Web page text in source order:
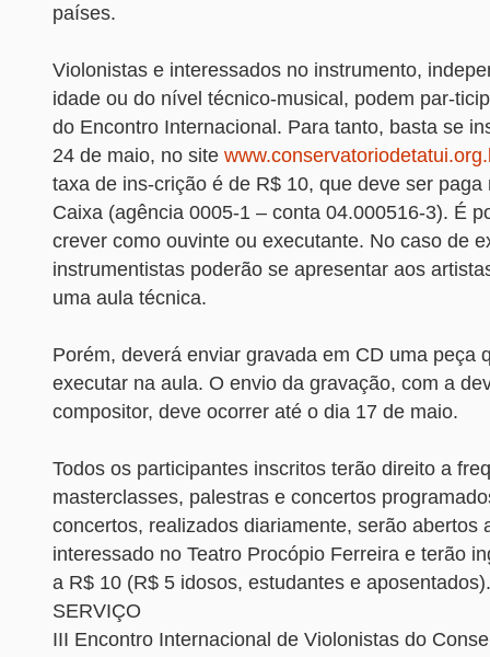
países.
Violonistas e interessados no instrumento,
idade ou do nível técnico-musical, podem par-
do Encontro Internacional. Para tanto, basta se
24 de maio, no site
taxa de ins-crição é de R$ 10, que deve ser paga
Caixa (agência 0005-1 – conta 04.000516-3). É
crever como ouvinte ou executante. No caso de
instrumentistas poderão se apresentar aos
uma aula técnica.
Porém, deverá enviar gravada em CD uma peça
executar na aula. O envio da gravação, com a
compositor, deve ocorrer até o dia 17 de maio.
Todos os participantes inscritos terão direito a
masterclasses, palestras e concertos
concertos, realizados diariamente, serão abertos
interessado no Teatro Procópio Ferreira e terão
a R$ 10 (R$ 5 idosos, estudantes e aposentados).
SERVIÇO
III Encontro Internacional de Violonistas do